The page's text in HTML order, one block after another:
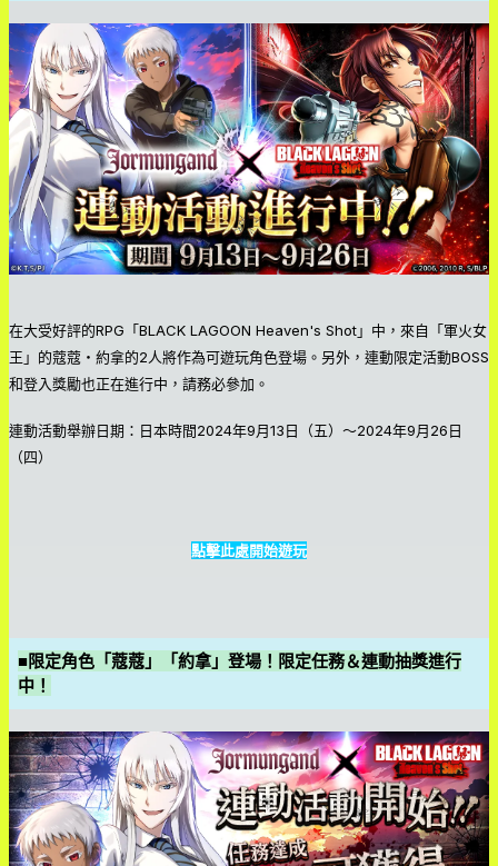
在大受好評的RPG「BLACK LAGOON Heaven's Shot」中，來自「軍火女
王」的蔻蔻・約拿的2人將作為可遊玩角色登場。另外，連動限定活動BOSS
和登入獎勵也正在進行中，請務必參加。
連動活動舉辦日期：日本時間2024年9月13日（五）～2024年9月26日
（四）
點擊此處開始遊玩
■限定角色「蔻蔻」「約拿」登場！限定任務＆連動抽獎進行
中！